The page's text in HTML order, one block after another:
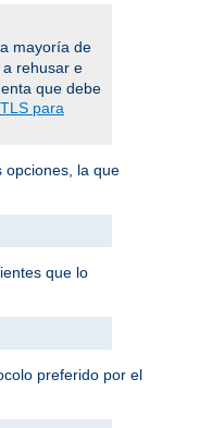
mayoría de
rehusar e
que debe
para
opciones, la que
que lo
preferido por el